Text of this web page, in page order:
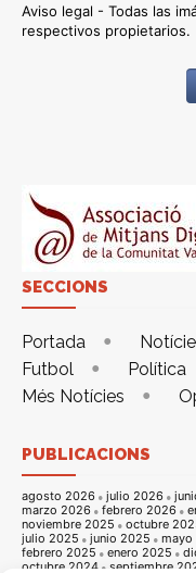
Aviso legal - Todas las
respectivos propietarios.
SECCIONS
Portada
Futbol
Política
Més Notícies
PUBLICACIONS
agosto 2026 julio 2026
marzo 2026
febrero 2026
noviembre 2025
octubre
julio 2025
junio 2025 mayo
febrero 2025
enero 2025
octubre 2024
septiembre